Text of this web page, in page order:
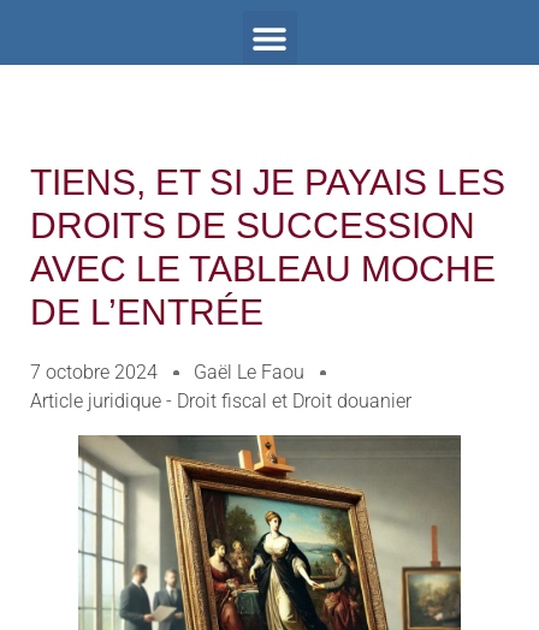
TIENS, ET SI JE PAYAIS LES
DROITS DE SUCCESSION
AVEC LE TABLEAU MOCHE
DE L’ENTRÉE
7 octobre 2024
Gaël Le Faou
Article juridique - Droit fiscal et Droit douanier